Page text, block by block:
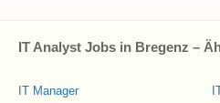
IT Analyst Jobs in Bregenz –
IT Manager